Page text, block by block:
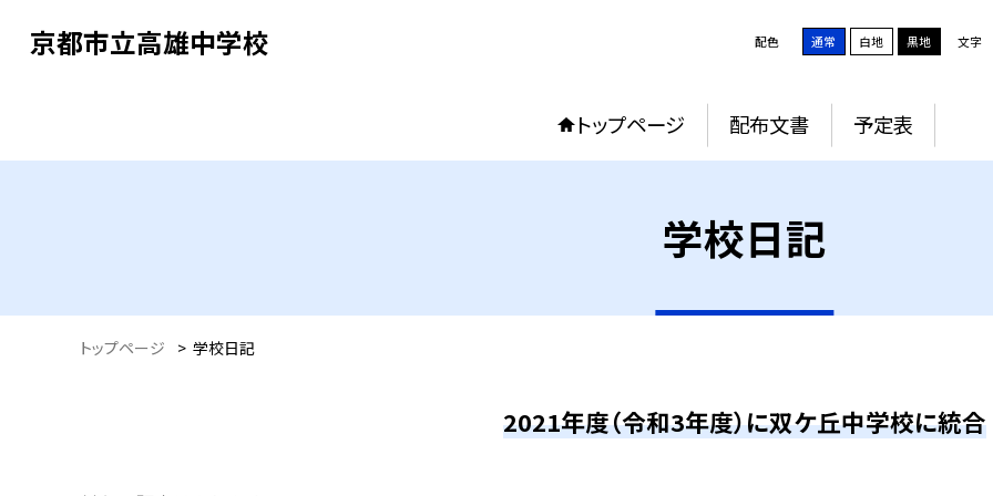
京都市立高雄中学校 配色 通常 白地 黒地 文字
トップページ 配布文書 予定表
学校日記
トップページ > 学校日記
2021年度（令和3年度）に双ケ丘中学校に統合